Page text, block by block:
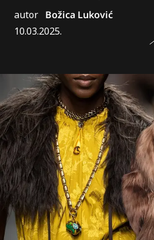
autor Božica Luković
10.03.2025.